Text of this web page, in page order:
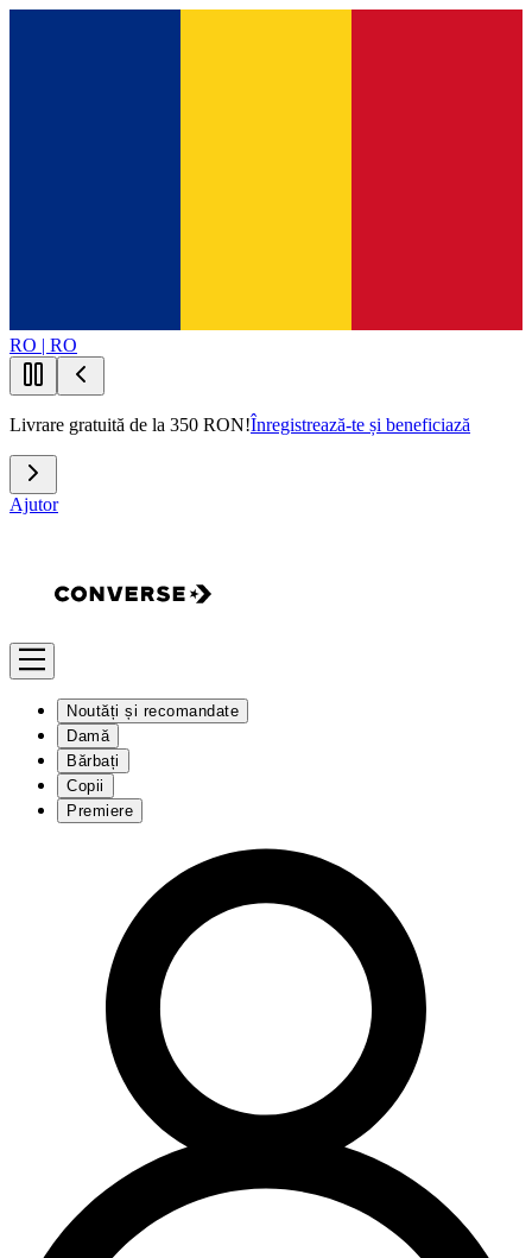
RO | RO
Livrare gratuită de la 350 RON!Înregistrează-te și beneficiază
Ajutor
Noutăți și recomandate
Damă
Bărbați
Copii
Premiere